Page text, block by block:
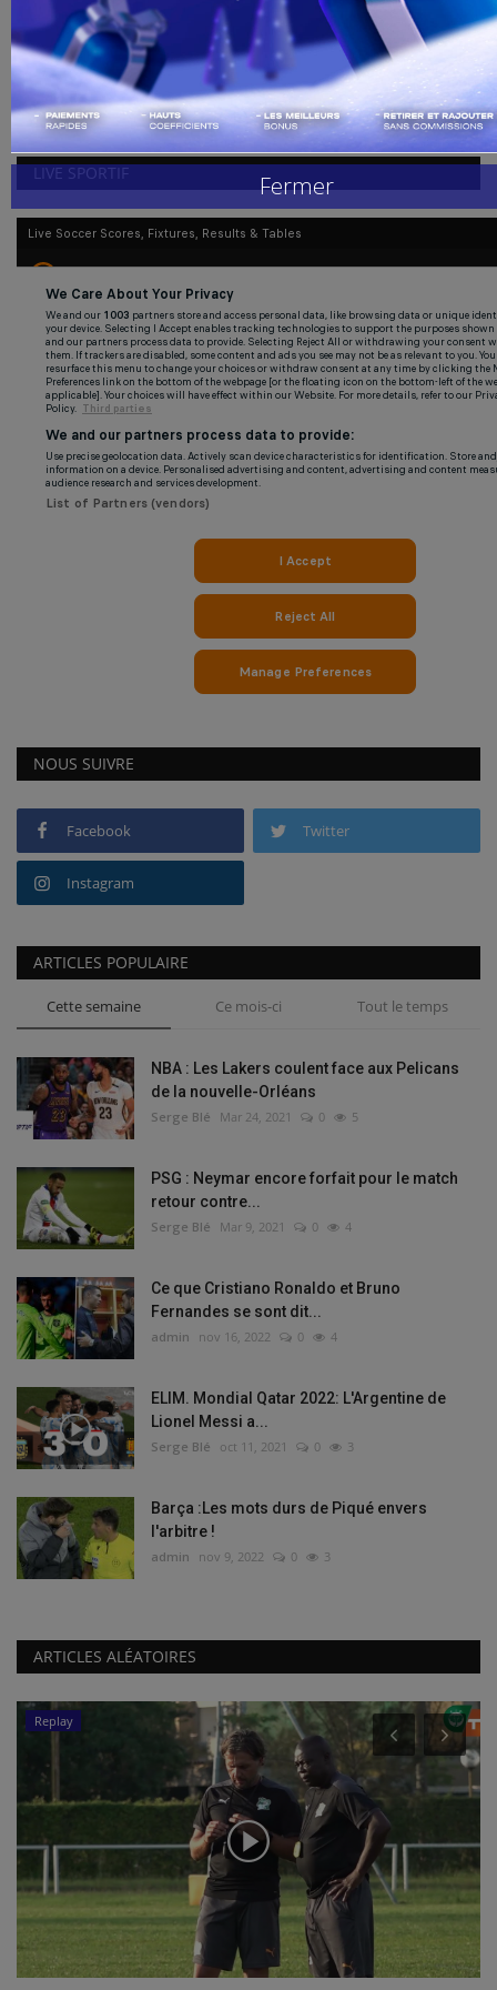
Handball
Buzz de Sport
Combat
Replay
Gallerie
admin Mai 12, 2026
À quelques jours de la publication de la liste ivoirienne pour la Coupe
du monde...
LIVE SPORTIF
NOUS SUIVRE
Facebook Twitter
Instagram
ARTICLES POPULAIRE
Cette semaine Ce mois-ci Tout le temps
NBA : Les Lakers coulent face aux Pelicans
de la nouvelle-Orléans
Serge Blé Mar 24, 2021 0 5
PSG : Neymar encore forfait pour le match
retour contre...
Serge Blé Mar 9, 2021 0 4
Ce que Cristiano Ronaldo et Bruno
Fernandes se sont dit...
admin nov 16, 2022 0 4
ELIM. Mondial Qatar 2022: L'Argentine de
Lionel Messi a...
Serge Blé oct 11, 2021 0 3
Barça :Les mots durs de Piqué envers
l'arbitre !
admin nov 9, 2022 0 3
ARTICLES ALÉATOIRES
Replay
Fermer